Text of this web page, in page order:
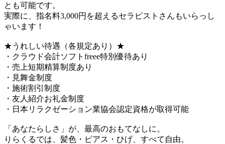
とも可能です。
実際に、指名料3,000円を超えるセラピストさんもいらっし
ゃいます！
★うれしい待遇（各規定あり）★
・クラウド会計ソフトfreee特別優待あり
・売上短期精算制度あり
・見舞金制度
・施術割引制度
・友人紹介お礼金制度
・日本リラクゼーション業協会認定資格が取得可能
「あなたらしさ」が、最高のおもてなしに。
りらくるでは、髪色・ピアス・ひげ、すべて自由。